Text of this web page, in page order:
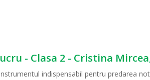
- Clasa 2 - Cristina
indispensabil pentru predarea